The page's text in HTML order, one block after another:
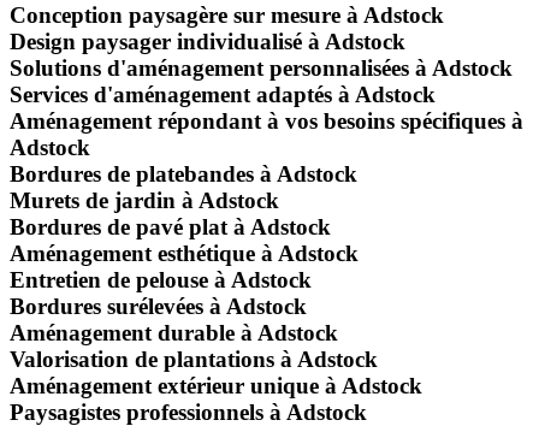
Conception paysagère sur mesure à Adstock
Design paysager individualisé à Adstock
Solutions d'aménagement personnalisées à Adstock
Services d'aménagement adaptés à Adstock
Aménagement répondant à vos besoins spécifiques à
Adstock
Bordures de platebandes à Adstock
Murets de jardin à Adstock
Bordures de pavé plat à Adstock
Aménagement esthétique à Adstock
Entretien de pelouse à Adstock
Bordures surélevées à Adstock
Aménagement durable à Adstock
Valorisation de plantations à Adstock
Aménagement extérieur unique à Adstock
Paysagistes professionnels à Adstock